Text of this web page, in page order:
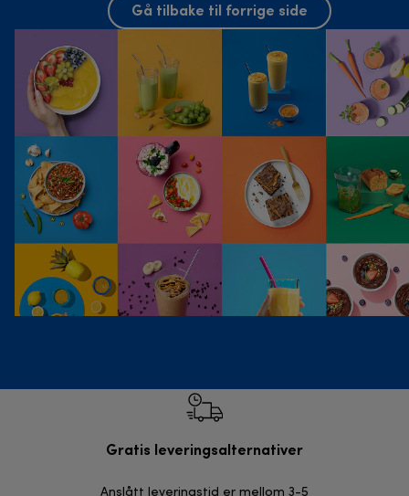
Gå tilbake til forrige side
Gratis leveringsalternativer
Anslått leveringstid er mellom 3-5